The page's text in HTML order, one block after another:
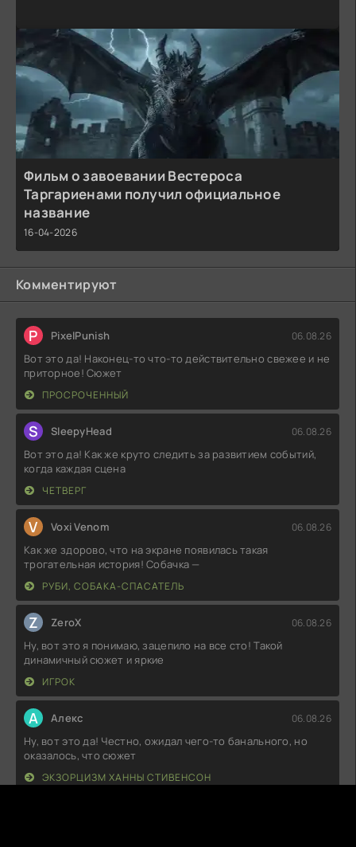
Фильм о завоевании Вестероса
Таргариенами получил официальное
название
16-04-2026
Комментируют
P PixelPunish 06.08.26
Вот это да! Наконец-то что-то действительно свежее и не
приторное! Сюжет
ПРОСРОЧЕННЫЙ
S SleepyHead 06.08.26
Вот это да! Как же круто следить за развитием событий,
когда каждая сцена
ЧЕТВЕРГ
V Voxi Venom 06.08.26
Как же здорово, что на экране появилась такая
трогательная история! Собачка —
РУБИ, СОБАКА-СПАСАТЕЛЬ
Z ZeroX 06.08.26
Ну, вот это я понимаю, зацепило на все сто! Такой
динамичный сюжет и яркие
ИГРОК
А Алекс 06.08.26
Ну, вот это да! Честно, ожидал чего-то банального, но
оказалось, что сюжет
ЭКЗОРЦИЗМ ХАННЫ СТИВЕНСОН